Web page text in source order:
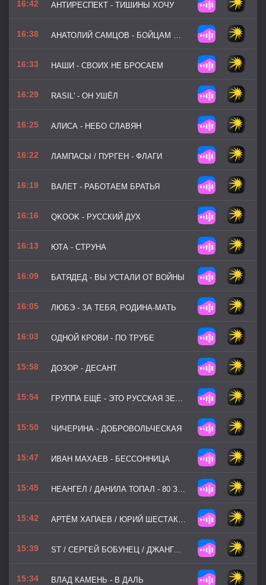
16:42 АНТИРЕСПЕКТ - ТИШИНЫ ХОЧУ
16:38 АНАТОЛИЙ САМЦОВ - БОЙЦАМ СВО
16:33 НАШИ - СВОИХ НЕ БРОСАЕМ
16:29 RASIL' - ОН УШЁЛ
16:25 АЛИСА - НЕБО СЛАВЯН
16:22 ЛАМПАСЫ / ПУРГЕН - ФЛАГИ
16:19 ВАЛЕТ - РАБОТАЕМ БРАТЬЯ
16:16 QKOOK - РУССКИЙ ДУХ
16:13 ЮТА - СТРУНА
16:09 БАТЯДЕД - ВЫ УСТАЛИ ОТ ВОЙНЫ
16:05 ЛЮБЭ - ЗА ТЕБЯ, РОДИНА-МАТЬ
16:03 ОДНОЙ КРОВИ - ПО ТРУБЕ
15:58 ДОЗОР - ДЕСАНТ
15:54 ГРУППА ЕЩЁ - ЭТО РУССКАЯ ЗЕМЛЯ
15:50 ЧИЧЕРИНА - ДОБРОВОЛЬЧЕСКАЯ
15:47 ИВАН МАХАЕВ - БЕССОННИЦА
15:45 НЕАНГЕЛ / ДАНИЛА ТОПАЛ - 80 ЗРБ ДО КОНЦА
15:42 АРТЁМ ХАПАЕВ / ЮРИЙ ШЕСТАКОВ - ЧАСОВ ЯР НАШ
15:39 ST / СЕРГЕЙ БОБУНЕЦ / ДЖАНГО / СЕРГЕЙ НИХАЕНКО - ВРЕМЯ ГЕРОЕВ
15:34 ВЛАД КАМЕНЬ - В ДАЛЬ